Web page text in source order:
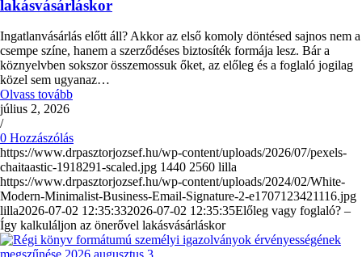
lakásvásárláskor
Ingatlanvásárlás előtt áll? Akkor az első komoly döntésed sajnos nem a
csempe színe, hanem a szerződéses biztosíték formája lesz. Bár a
köznyelvben sokszor összemossuk őket, az előleg és a foglaló jogilag
közel sem ugyanaz…
Olvass tovább
július 2, 2026
/
0 Hozzászólás
https://www.drpasztorjozsef.hu/wp-content/uploads/2026/07/pexels-
chaitaastic-1918291-scaled.jpg 1440 2560 lilla
https://www.drpasztorjozsef.hu/wp-content/uploads/2024/02/White-
Modern-Minimalist-Business-Email-Signature-2-e1707123421116.jpg
lilla2026-07-02 12:35:332026-07-02 12:35:35Előleg vagy foglaló? –
Így kalkuláljon az önerővel lakásvásárláskor